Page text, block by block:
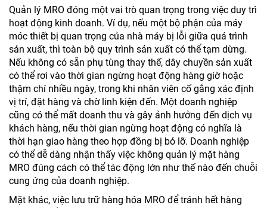
Quản lý MRO đóng một vai trò quan trọng trong việc duy trì
hoạt động kinh doanh. Ví dụ, nếu một bộ phận của máy
móc thiết bị quan trọng của nhà máy bị lỗi giữa quá trình
sản xuất, thì toàn bộ quy trình sản xuất có thể tạm dừng.
Nếu không có sẵn phụ tùng thay thế, dây chuyền sản xuất
có thể rơi vào thời gian ngừng hoạt động hàng giờ hoặc
thậm chí nhiều ngày, trong khi nhân viên cố gắng xác định
vị trí, đặt hàng và chờ linh kiện đến. Một doanh nghiệp
cũng có thể mất doanh thu và gây ảnh hưởng đến dịch vụ
khách hàng, nếu thời gian ngừng hoạt động có nghĩa là
thời hạn giao hàng theo hợp đồng bị bỏ lỡ. Doanh nghiệp
có thể dễ dàng nhận thấy việc không quản lý mặt hàng
MRO đúng cách có thể tác động lớn như thế nào đến chuỗi
cung ứng của doanh nghiệp.
Mặt khác, việc lưu trữ hàng hóa MRO để tránh hết hàng